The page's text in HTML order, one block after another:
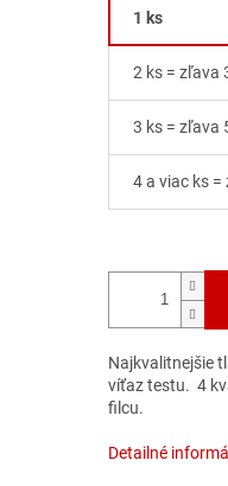
1 ks
2 ks = zľava
3 ks = zľava
4 a viac ks =
Najkvalitnejšie
víťaz testu. 4
filcu.
Detailné